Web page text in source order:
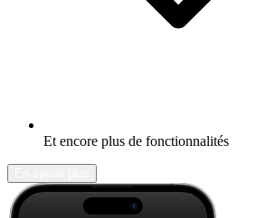
Et encore plus de fonctionnalités